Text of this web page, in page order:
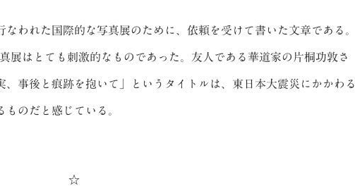
われた国際的な写真展のために、依頼を受けて書いた文章である。
展はとても刺激的なものであった。友人である華道家の片桐功敦さ
事後と痕跡を抱いて」というタイトルは、東日本大震災にかかわる
のだと感じている。
☆